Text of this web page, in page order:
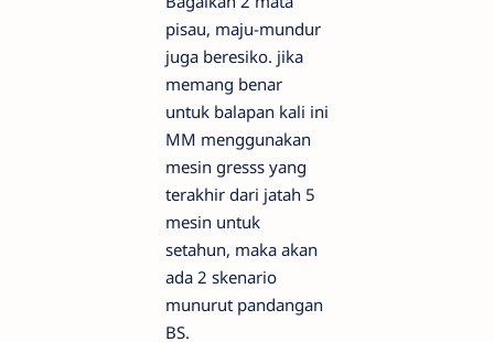
pisau, maju-mundur
juga beresiko. jika
memang benar
untuk balapan kali ini
MM menggunakan
mesin gresss yang
terakhir dari jatah 5
mesin untuk
setahun, maka akan
ada 2 skenario
munurut pandangan
BS.